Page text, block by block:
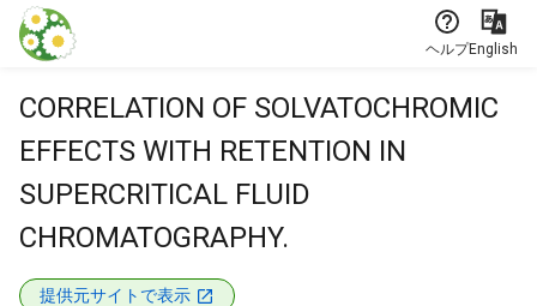
本文に飛ぶ
ヘルプEnglish
CORRELATION OF SOLVATOCHROMIC
EFFECTS WITH RETENTION IN
SUPERCRITICAL FLUID
CHROMATOGRAPHY.
提供元サイトで表示